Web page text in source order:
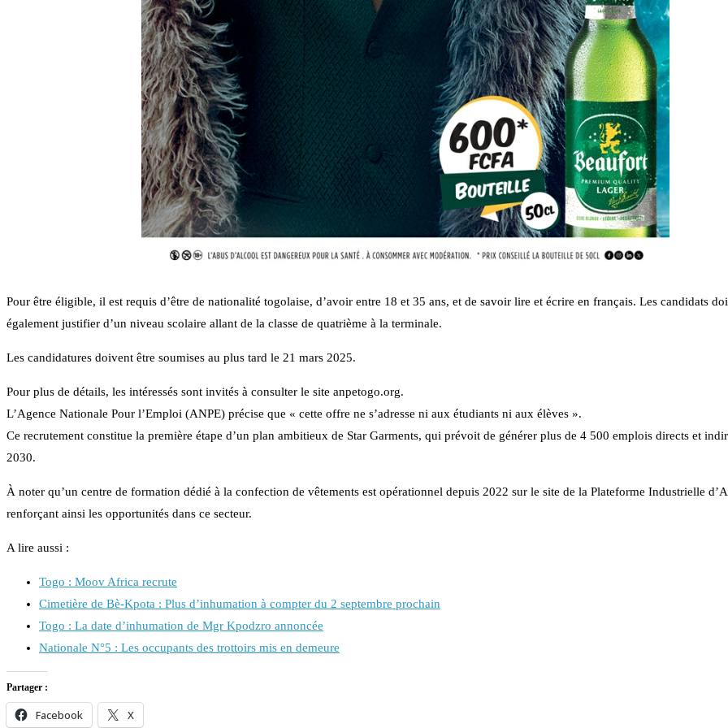
Pour être éligible, il est requis d’être de nationalité togolaise, d’avoir entre 18 et 35 ans, et de savoir lire et écrire en français. Les candidats
également justifier d’un niveau scolaire allant de la classe de quatrième à la terminale.
Les candidatures doivent être soumises au plus tard le 21 mars 2025.
Pour plus de détails, les intéressés sont invités à consulter le site anpetogo.org.
L’Agence Nationale Pour l’Emploi (ANPE) précise que « cette offre ne s’adresse ni aux étudiants ni aux élèves ».
Ce recrutement constitue la première étape d’un plan ambitieux de Star Garments, qui prévoit de générer plus de 4 500 emplois directs et
2030.
À noter qu’un centre de formation dédié à la confection de vêtements est opérationnel depuis 2022 sur le site de la Plateforme Industrielle
renforçant ainsi les opportunités dans ce secteur.
A lire aussi :
Togo : Moov Africa recrute
Cimetière de Bè-Kpota : Plus d’inhumation à compter du 2 septembre prochain
Togo : La date d’inhumation de Mgr Kpodzro annoncée
Nationale N°5 : Les occupants des trottoirs mis en demeure
Partager :
Facebook X